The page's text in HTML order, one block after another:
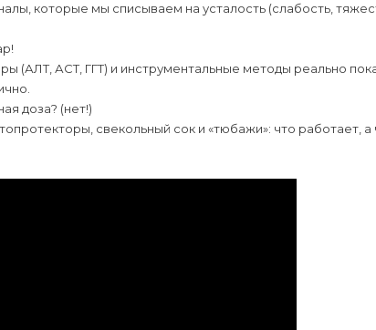
которые мы списываем на усталость (слабость,
(АЛТ, АСТ, ГГТ) и инструментальные методы реально
доза? (нет!)
свекольный сок и «тюбажи»: что работает,